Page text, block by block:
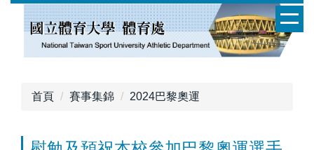
首頁 賽事集錦 2024巴黎奧運